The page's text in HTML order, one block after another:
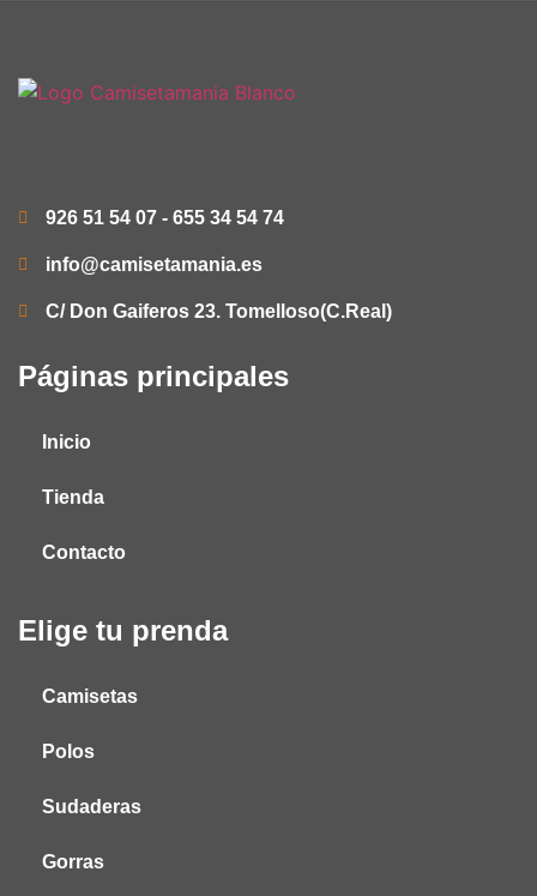
49
199
299
300 -
17%
400 -
17%
500 +
926 51 54 07 - 655 34 54 74
info@camisetamania.es
C/ Don Gaiferos 23. Tomelloso(C.Real)
Páginas principales
Inicio
Tienda
Contacto
Elige tu prenda
Camisetas
Polos
Sudaderas
Gorras